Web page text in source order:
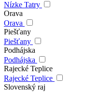
Nízke Tatry
Orava
Orava
Piešťany
Piešťany
Podhájska
Podhájska
Rajecké Teplice
Rajecké Teplice
Slovenský raj